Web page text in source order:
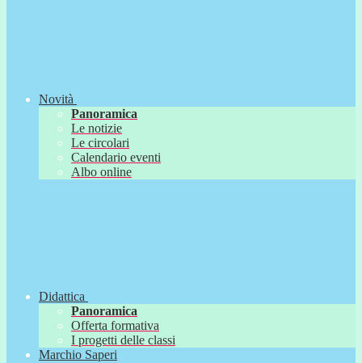
Novità
Panoramica
Le notizie
Le circolari
Calendario eventi
Albo online
Didattica
Panoramica
Offerta formativa
I progetti delle classi
Marchio Saperi